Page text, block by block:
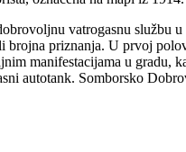
vatrogasnu službu
brojna priznanja. U prvoj
manifestacijama u gradu,
autotank. Somborsko